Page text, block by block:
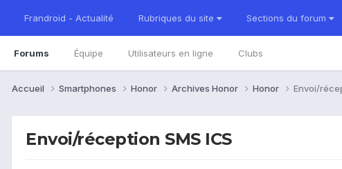
Frandroid - Actualité Rubriques du site Sections du forum
Forums Équipe Utilisateurs en ligne Clubs
Accueil Smartphones Honor Archives Honor Honor Envoi/
Envoi/réception SMS ICS